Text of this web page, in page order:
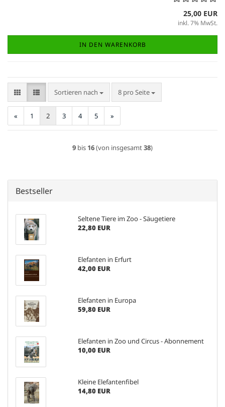
25,00 EUR
inkl. 7% MwSt.
IN DEN WARENKORB
Sortieren nach
Sortieren nach 8 pro Seite
pro Seite
« 1 2 3 4 5 »
9 bis 16(von insgesamt38)
Bestseller
Seltene Tiere im Zoo - Säugetiere
22,80 EUR
Elefanten in Erfurt
42,00 EUR
Elefanten in Europa
59,80 EUR
Elefanten in Zoo und Circus - Abonnement
10,00 EUR
Kleine Elefantenfibel
14,80 EUR